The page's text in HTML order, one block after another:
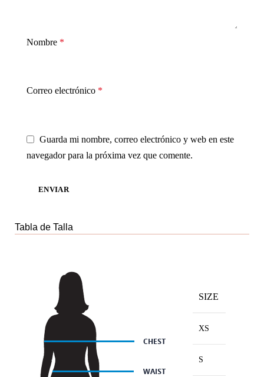
Nombre *
Correo electrónico *
Guarda mi nombre, correo electrónico y web en este
navegador para la próxima vez que comente.
Tabla de Talla
SIZE
XS
S